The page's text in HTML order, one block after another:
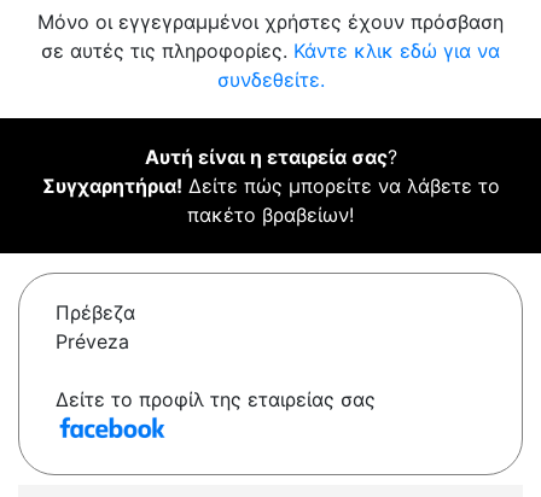
Μόνο οι εγγεγραμμένοι χρήστες έχουν πρόσβαση
σε αυτές τις πληροφορίες. Κάντε κλικ εδώ για να
συνδεθείτε.
Αυτή είναι η εταιρεία σας?
Συγχαρητήρια! Δείτε πώς μπορείτε να λάβετε το
πακέτο βραβείων!
Πρέβεζα
Préveza
Δείτε το προφίλ της εταιρείας σας